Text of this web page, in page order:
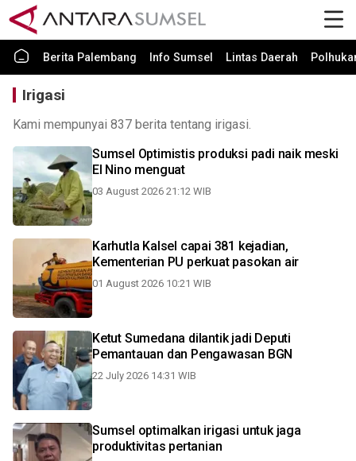
Berita Palembang Info Sumsel Lintas Daerah
Irigasi
Kami mempunyai 837 berita tentang irigasi.
Sumsel Optimistis produksi padi naik meski
El Nino menguat
03 August 2026 21:12 WIB
Karhutla Kalsel capai 381 kejadian,
Kementerian PU perkuat pasokan air
01 August 2026 10:21 WIB
Ketut Sumedana dilantik jadi Deputi
Pemantauan dan Pengawasan BGN
22 July 2026 14:31 WIB
Sumsel optimalkan irigasi untuk jaga
produktivitas pertanian